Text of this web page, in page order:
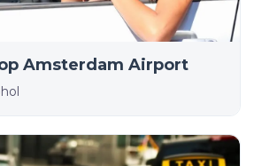
Amsterdam Airport